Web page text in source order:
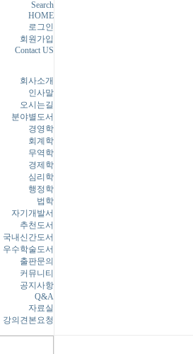
Search
HOME
로그인
회원가입
Contact US
회사소개
인사말
오시는길
분야별도서
경영학
회계학
무역학
경제학
심리학
행정학
법학
자기개발서
추천도서
국내신간도서
우수학술도서
출판문의
커뮤니티
공지사항
Q&A
자료실
강의견본요청